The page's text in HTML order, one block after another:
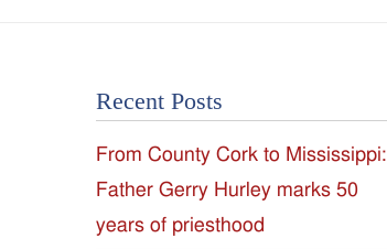
of
the
Diocese
Recent Posts
From County Cork to Mississippi:
Father Gerry Hurley marks 50
years of priesthood